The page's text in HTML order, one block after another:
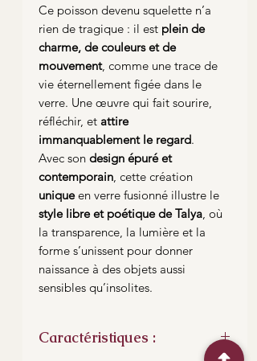
Ce poisson devenu squelette n’a
rien de tragique : il est plein de
charme, de couleurs et de
mouvement, comme une trace de
vie éternellement figée dans le
verre. Une œuvre qui fait sourire,
réfléchir, et attire
immanquablement le regard.
Avec son design épuré et
contemporain , cette création
uniqueen verre fusionné illustre le
style libre et poétique de Talya , où
la transparence, la lumière et la
forme s’unissent pour donner
naissance à des objets aussi
sensibles qu’insolites.
Caractéristiques :